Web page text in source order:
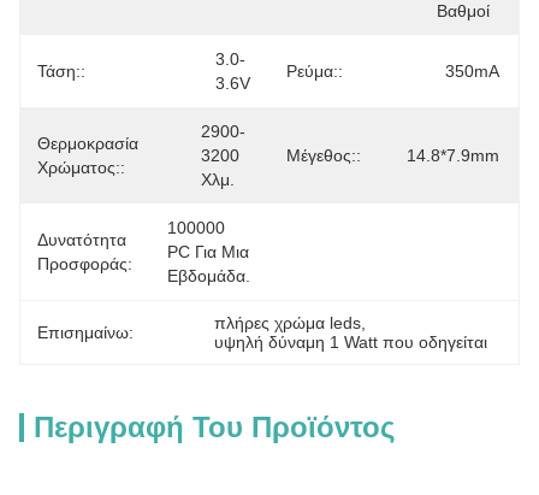
Βαθμοί
Τάση::
3.0-
3.6V
Ρεύμα:: 350mA
Θερμοκρασία
Χρώματος::
2900-
3200
Χλμ.
Μέγεθος:: 14.8*7.9mm
Δυνατότητα
Προσφοράς:
100000
PC Για Μια
Εβδομάδα.
Επισημαίνω: πλήρες χρώμα leds
υψηλή δύναμη 1 Watt που οδηγείται
Περιγραφή Του Προϊόντος